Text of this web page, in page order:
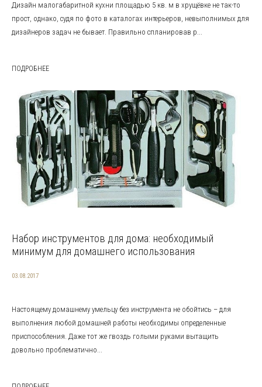
Дизайн малогабаритной кухни площадью 5 кв. м в хрущёвке не так-то
прост, однако, судя по фото в каталогах интерьеров, невыполнимых для
дизайнеров задач не бывает. Правильно спланировав р...
ПОДРОБНЕЕ
Набор инструментов для дома: необходимый
минимум для домашнего использования
03.08.2017
Настоящему домашнему умельцу без инструмента не обойтись – для
выполнения любой домашней работы необходимы определенные
приспособления. Даже тот же гвоздь голыми руками вытащить
довольно проблематично...